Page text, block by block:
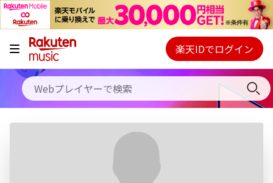
キャンペーン
料金プラン
使い方
Webプレイヤー
ご契約内容の確認・変更
楽天IDでログイン